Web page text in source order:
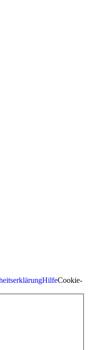
HilfeCookie-